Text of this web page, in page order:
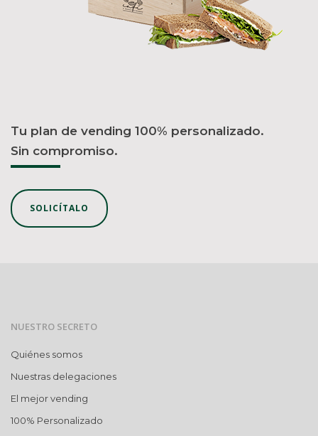
Tu plan de vending 100% personalizado.
Sin compromiso.
SOLICÍTALO
NUESTRO SECRETO
Quiénes somos
Nuestras delegaciones
El mejor vending
100% Personalizado